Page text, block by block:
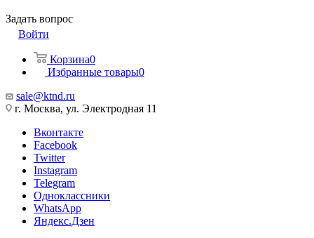
Задать вопрос
Войти
Корзина0
Избранные товары0
sale@ktnd.ru
г. Москва, ул. Электродная 11
Вконтакте
Facebook
Twitter
Instagram
Telegram
Одноклассники
WhatsApp
Яндекс.Дзен